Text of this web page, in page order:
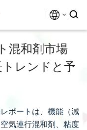
混和剤市場
レンドと予
ポートは、機能（減
気連行混和剤、粘度